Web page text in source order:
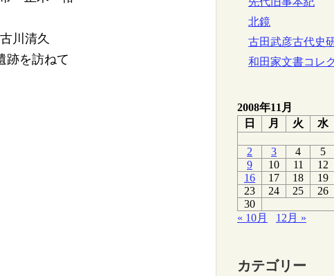
川清久
跡を訪ねて
北鏡
古田武彦古代史
和田家文書コレ
2008年11月
日
月 火 水
2
3 4 5
9
10 11 12
16
17 18 19
23
24 25 26
30
« 10月
12月 »
カテゴリー